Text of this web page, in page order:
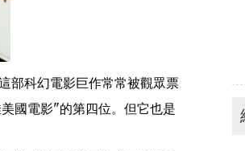
部科幻電影巨作常常被觀眾票
國電影"的第四位。但它也是